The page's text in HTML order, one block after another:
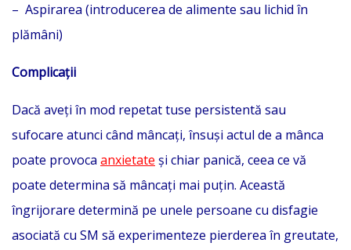
– Aspirarea (introducerea de alimente sau lichid în
plămâni)
Complicații
Dacă aveți în mod repetat tuse persistentă sau
sufocare atunci când mâncați, însuși actul de a mânca
poate provoca anxietate și chiar panică, ceea ce vă
poate determina să mâncați mai puțin. Această
îngrijorare determină pe unele persoane cu disfagie
asociată cu SM să experimenteze pierderea în greutate,